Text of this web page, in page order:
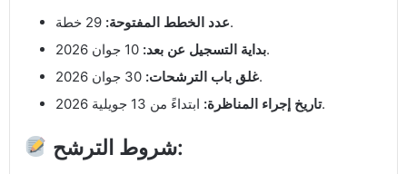
عدد الخطط المفتوحة:29 خطة.
بداية التسجيل عن بعد:10 جوان 2026.
غلق باب الترشحات:30 جوان 2026.
تاريخ إجراء المناظرة:ابتداءً من 13 جويلية 2026.
شروط الترشح: